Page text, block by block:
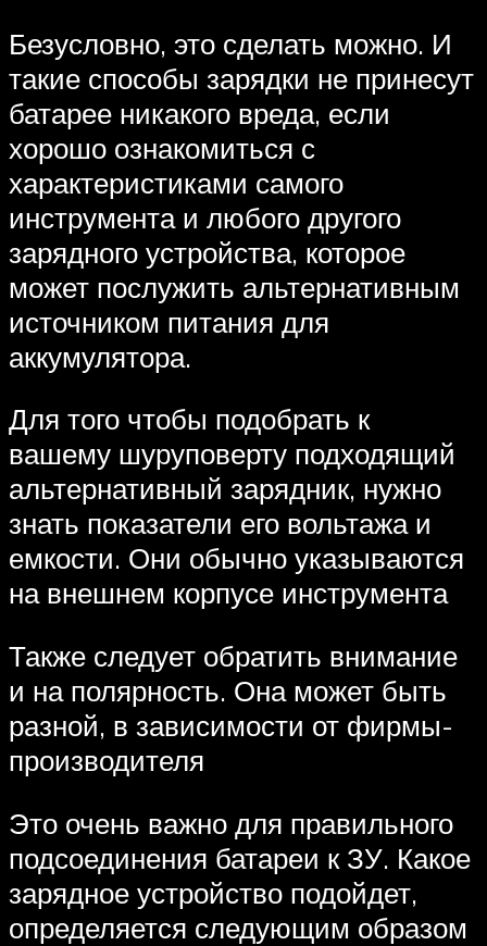
Безусловно, это сделать можно. И
такие способы зарядки не принесут
батарее никакого вреда, если
хорошо ознакомиться с
характеристиками самого
инструмента и любого другого
зарядного устройства, которое
может послужить альтернативным
источником питания для
аккумулятора.
Для того чтобы подобрать к
вашему шуруповерту подходящий
альтернативный зарядник, нужно
знать показатели его вольтажа и
емкости. Они обычно указываются
на внешнем корпусе инструмента
Также следует обратить внимание
и на полярность. Она может быть
разной, в зависимости от фирмы-
производителя
Это очень важно для правильного
подсоединения батареи к ЗУ. Какое
зарядное устройство подойдет,
определяется следующим образом